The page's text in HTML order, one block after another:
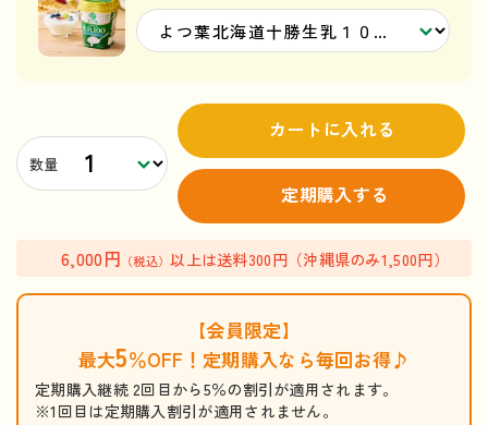
数量
カートに入れる
定期購入する
6,000円 （税込）以上は送料300円（沖縄県のみ1,500円）
【会員限定】
最大5％OFF！定期購入なら毎回お得♪
定期購入継続 2回目から5％の割引が適用されます。
※1回目は定期購入割引が適用されません。